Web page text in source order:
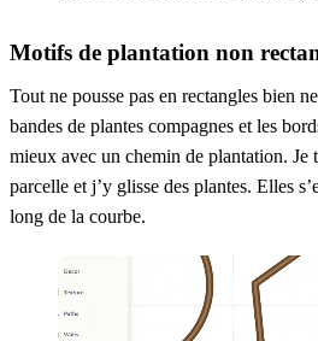
Motifs de plantation non
Tout ne pousse pas en rectangles bien
bandes de plantes compagnes et les
mieux avec un chemin de plantation. Je
parcelle et j’y glisse des plantes. Elles
long de la courbe.